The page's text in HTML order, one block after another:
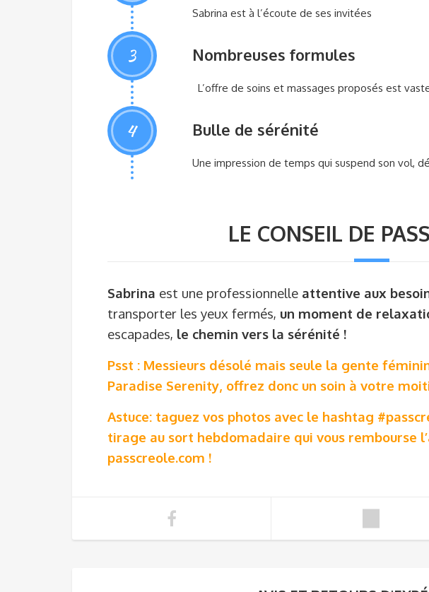
Sabrina est à l’écoute de ses invitées
3 Nombreuses formules
L’offre de soins et massages proposés est
4 Bulle de sérénité
Une impression de temps qui suspend son vol,
LE CONSEIL DE
Sabrina est une professionnelle attentive aux
transporter les yeux fermés, un moment de
escapades, le chemin vers la sérénité !
Psst : Messieurs désolé mais seule la gente
Paradise Serenity, offrez donc un soin à votre
Astuce: taguez vos photos avec le hashtag
tirage au sort hebdomadaire qui vous rembourse
passcreole.com !